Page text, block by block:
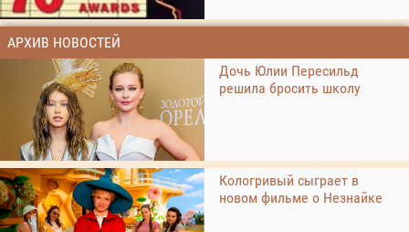
АРХИВ НОВОСТЕЙ
Дочь Юлии Пересильд
решила бросить школу
Кологривый сыграет в
новом фильме о Незнайке